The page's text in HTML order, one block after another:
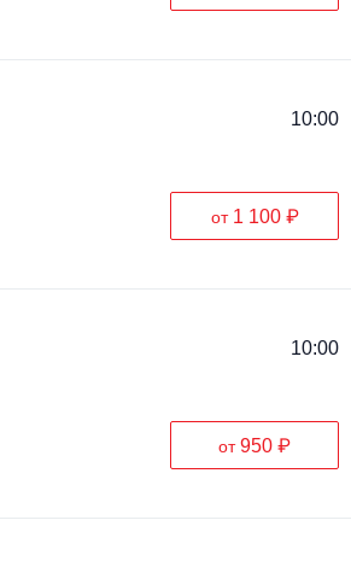
10:00
от 1 100 ₽
10:00
от950 ₽